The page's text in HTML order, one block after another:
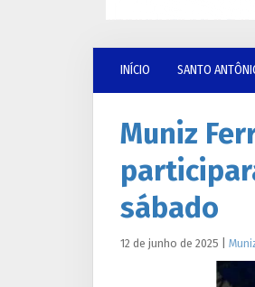
INÍCIO SANTO
Muniz
sábado
12 de junho de 2025